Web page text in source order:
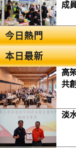
成
今日熱門
本日最新
高
共
淡